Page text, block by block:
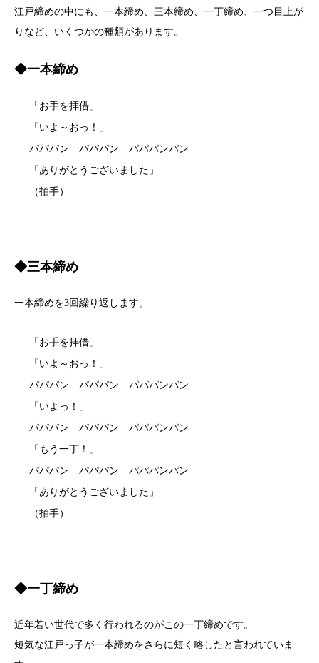
江戸締めの中にも、一本締め、三本締め、一丁締め、一つ目上が
りなど、いくつかの種類があります。
◆一本締め
「お手を拝借」
「いよ～おっ！」
パパパン パパパン パパパンパン
「ありがとうございました」
（拍手）
◆三本締め
一本締めを3回繰り返します。
「お手を拝借」
「いよ～おっ！」
パパパン パパパン パパパンパン
「いよっ！」
パパパン パパパン パパパンパン
「もう一丁！」
パパパン パパパン パパパンパン
「ありがとうございました」
（拍手）
◆一丁締め
近年若い世代で多く行われるのがこの一丁締めです。
短気な江戸っ子が一本締めをさらに短く略したと言われていま